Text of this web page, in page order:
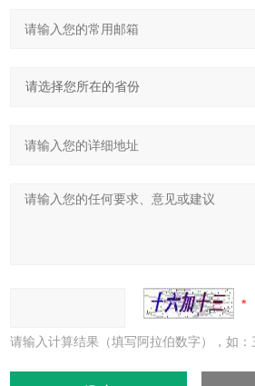
请输入计算结果（填写阿拉伯数字），如：